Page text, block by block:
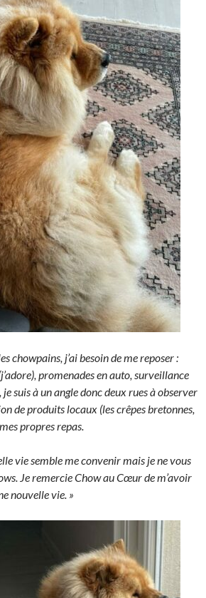
chowpains, j’ai besoin de me reposer :
promenades en auto, surveillance
suis à un angle donc deux rues à observer
de produits locaux (les crêpes bretonnes,
propres repas.
vie semble me convenir mais je ne vous
Je remercie Chow au Cœur de m’avoir
nouvelle vie. »